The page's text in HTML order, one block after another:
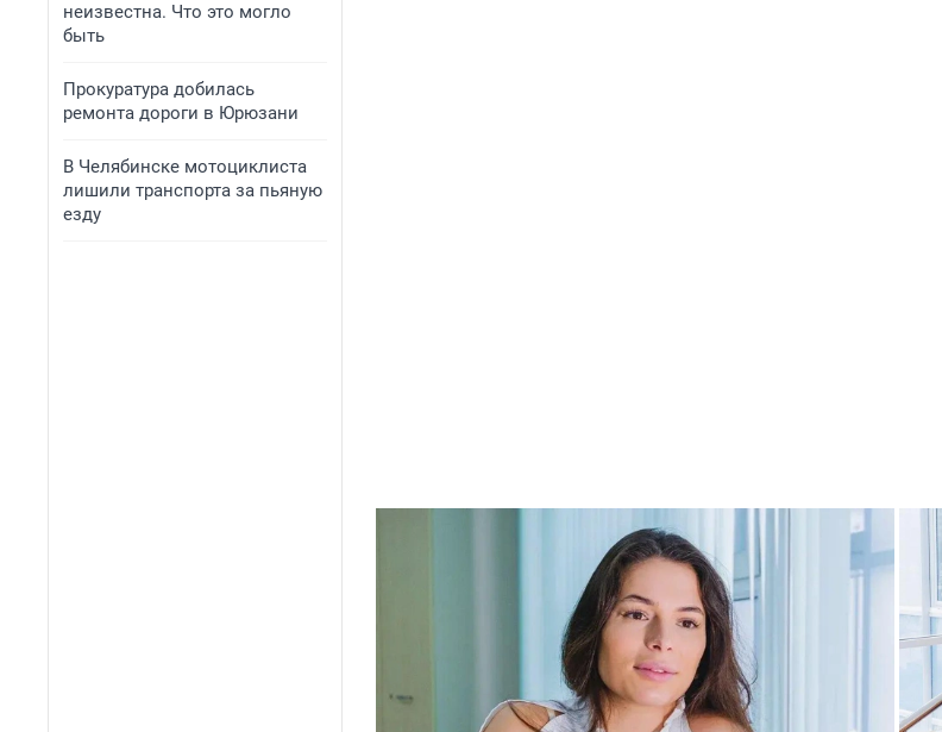
неизвестна. Что это могло
быть
Прокуратура добилась
ремонта дороги в Юрюзани
В Челябинске мотоциклиста
лишили транспорта за пьяную
езду